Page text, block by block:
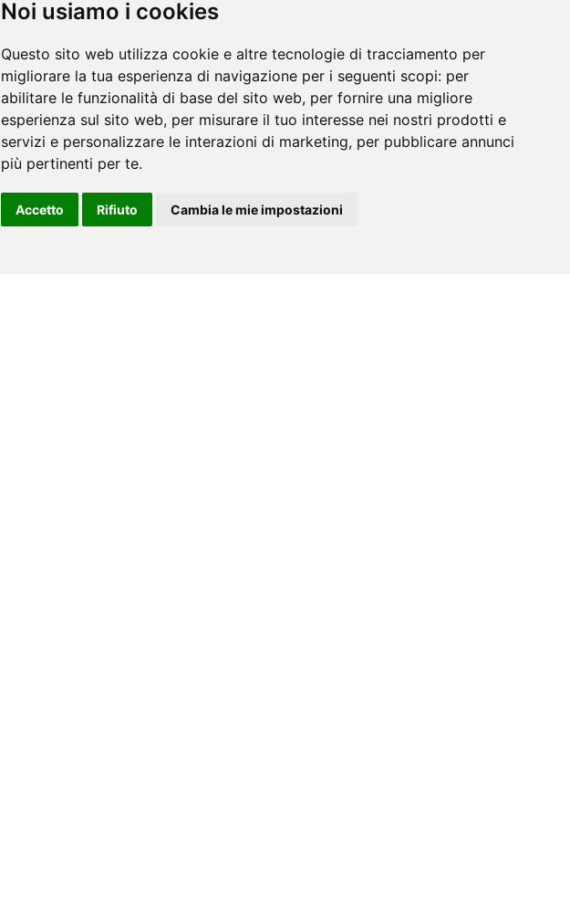
Noi usiamo i cookies
Questo sito web utilizza cookie e altre tecnologie di tracciamento per
migliorare la tua esperienza di navigazione per i seguenti scopi: per
abilitare le funzionalità di base del sito web, per fornire una migliore
esperienza sul sito web, per misurare il tuo interesse nei nostri prodotti e
servizi e personalizzare le interazioni di marketing, per pubblicare annunci
più pertinenti per te.
Accetto Rifiuto Cambia le mie impostazioni